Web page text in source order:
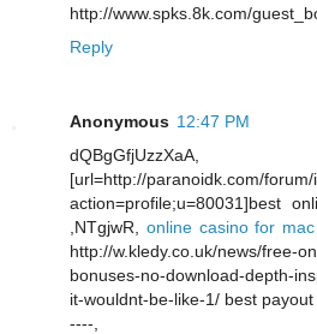
http://www.spks.8k.com/
Reply
Anonymous 12:47 PM
dQBgGfjUzzXaA,
[url=http://paranoidk.com/
action=profile;u=80031]best
,NTgjwR, online casino for
http://w.kledy.co.uk/news/free-
bonuses-no-download-depth-
it-wouldnt-be-like-1/ best
----,